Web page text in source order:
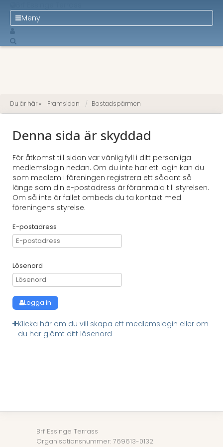
Meny
Du är här » Framsidan Bostadspärmen
Denna sida är skyddad
För åtkomst till sidan var vänlig fyll i ditt personliga
medlemslogin nedan. Om du inte har ett login kan du
som medlem i föreningen registrera ett sådant så
länge som din e-postadress är föranmäld till styrelsen.
Om så inte är fallet ombeds du ta kontakt med
föreningens styrelse.
E-postadress
Lösenord
Logga in
Klicka här om du vill skapa ett medlemslogin eller om
du har glömt ditt lösenord
Brf Essinge Terrass
Organisationsnummer: 769613-0132